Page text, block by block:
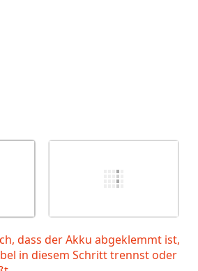
dass der Akku abgeklemmt ist,
in diesem Schritt trennst oder